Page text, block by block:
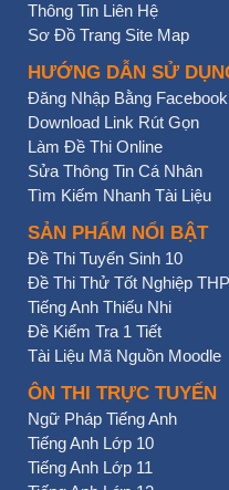
Thông Tin Liên Hệ
Sơ Đồ Trang Site Map
HƯỚNG DẪN SỬ
Đăng Nhập Bằng Facebook
Download Link Rút Gọn
Làm Đề Thi Online
Sửa Thông Tin Cá Nhân
Tìm Kiếm Nhanh Tài Liệu
SẢN PHẨM NỔI BẬT
Đề Thi Tuyển Sinh 10
Đề Thi Thử Tốt Nghiệp
Tiếng Anh Thiếu Nhi
Đề Kiểm Tra 1 Tiết
Tài Liệu Mã Nguồn Moodle
ÔN THI TRỰC TUYẾN
Ngữ Pháp Tiếng Anh
Tiếng Anh Lớp 10
Tiếng Anh Lớp 11